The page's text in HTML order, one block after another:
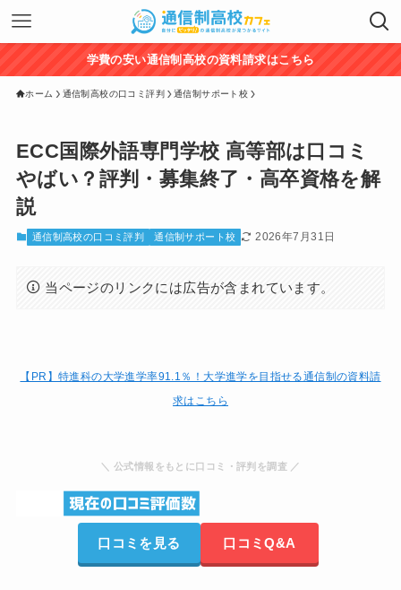
学費の安い通信制高校の資料請求はこちら
ホーム 通信制高校の口コミ評判 通信制サポート校
ECC国際外語専門学校 高等部は口コミ
やばい？評判・募集終了・高卒資格を解
説
通信制高校の口コミ評判 通信制サポート校 2026年7月31日
当ページのリンクには広告が含まれています。
【PR】特進科の大学進学率91.1％！大学進学を目指せる通信制の資料請
求はこちら
＼ 公式情報をもとに口コミ・評判を調査 ／
口コミを見る 口コミQ&A